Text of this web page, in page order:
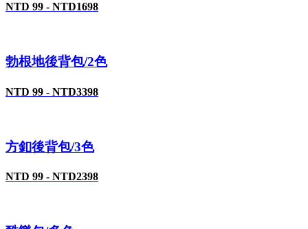
NTD 99 - NTD1698
勃根地後背包/2色
NTD 99 - NTD3398
方釦後背包/3色
NTD 99 - NTD2398